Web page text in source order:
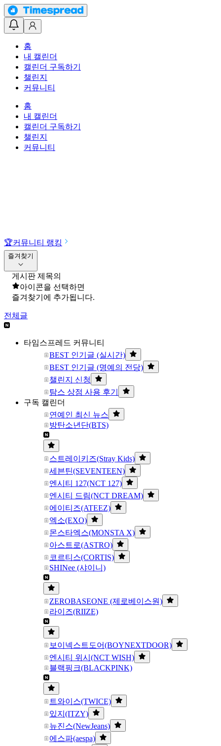
홈
내 캘린더
캘린더 구독하기
챌린지
커뮤니티
홈
내 캘린더
캘린더 구독하기
챌린지
커뮤니티
🏆커뮤니티 랭킹
즐겨찾기
게시판 제목의
아이콘을 선택하면
즐겨찾기에 추가됩니다.
전체글
타임스프레드 커뮤니티
BEST 인기글 (실시간)
BEST 인기글 (명예의 전당)
챌린지 신청
탐스 상점 사용 후기
구독 캘린더
연예인 최신 뉴스
방탄소년단(BTS)
스트레이키즈(Stray Kids)
세븐틴(SEVENTEEN)
엔시티 127(NCT 127)
엔시티 드림(NCT DREAM)
에이티즈(ATEEZ)
엑소(EXO)
몬스타엑스(MONSTA X)
아스트로(ASTRO)
코르티스(CORTIS)
SHINee (샤이니)
ZEROBASEONE (제로베이스원)
라이즈(RIIZE)
보이넥스트도어(BOYNEXTDOOR)
엔시티 위시(NCT WISH)
블랙핑크(BLACKPINK)
트와이스(TWICE)
있지(ITZY)
뉴진스(NewJeans)
에스파(aespa)